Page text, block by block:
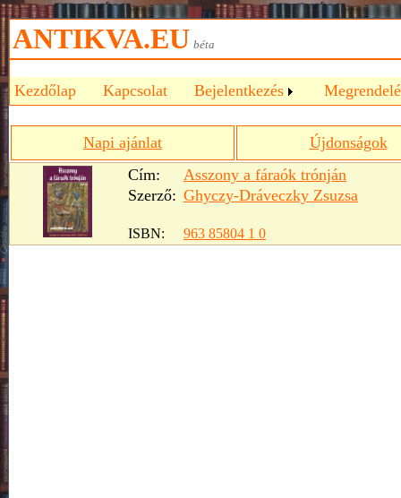
ANTIKVA.EU béta
Kezdőlap Kapcsolat Bejelentkezés
Napi ajánlat
Újdonságok
Cím:
Asszony a fáraók trónján
Szerző: Ghyczy-Dráveczky Zsuzsa
ISBN: 963 85804 1 0